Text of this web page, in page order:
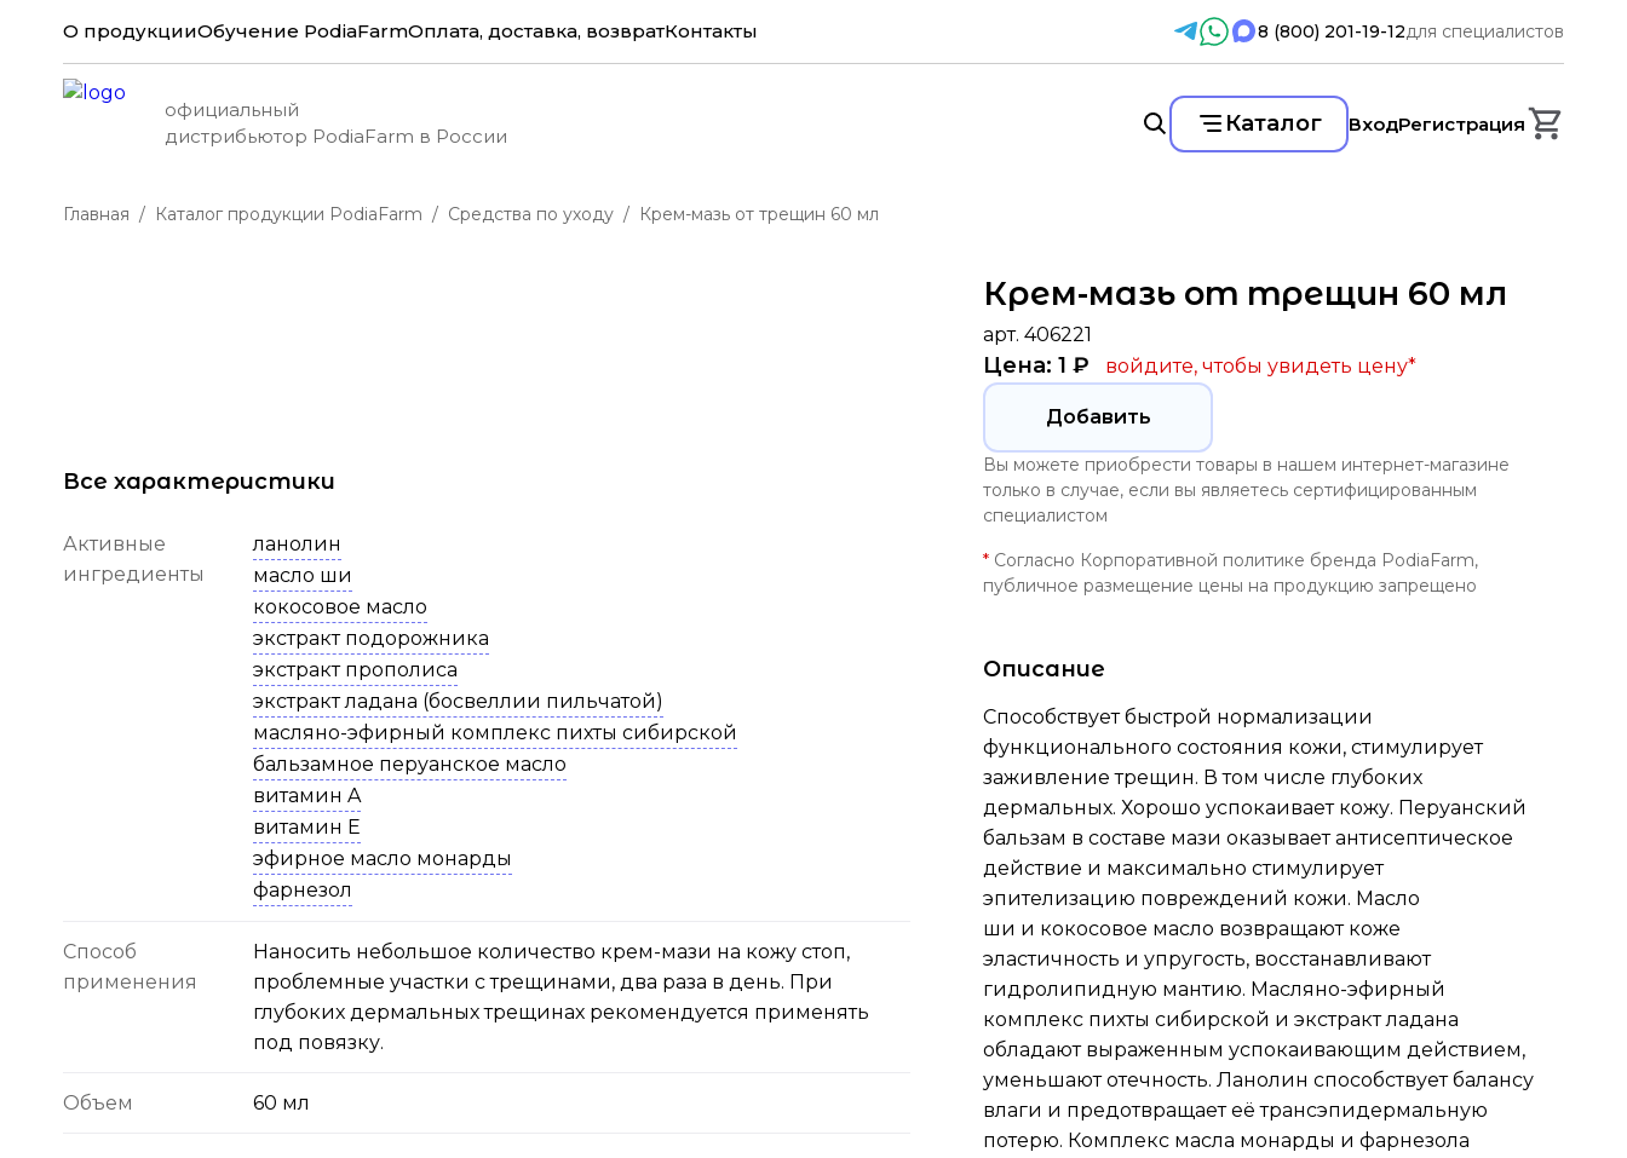
О продукцииОбучение PodiaFarmОплата, доставка, возвратКонтакты 8 (800) 201-19-12для специалистов
официальный
дистрибьютор PodiaFarm в России
Каталог ВходРегистрация
Главная Каталог продукции PodiaFarm Средства по уходу Крем-мазь от трещин 60 мл
Крем-мазь от трещин 60 мл
арт. 406221
Цена: 1 ₽ войдите, чтобы увидеть цену*
Добавить
Вы можете приобрести товары в нашем интернет-магазине
только в случае, если вы являетесь сертифицированным
специалистом
* Согласно Корпоративной политике бренда PodiaFarm,
публичное размещение цены на продукцию запрещено
Описание
Способствует быстрой нормализации
функционального состояния кожи, стимулирует
заживление трещин. В том числе глубоких
дермальных. Хорошо успокаивает кожу. Перуанский
бальзам в составе мази оказывает антисептическое
действие и максимально стимулирует
эпителизацию повреждений кожи. Масло
ши и кокосовое масло возвращают коже
эластичность и упругость, восстанавливают
гидролипидную мантию. Масляно-эфирный
комплекс пихты сибирской и экстракт ладана
обладают выраженным успокаивающим действием,
уменьшают отечность. Ланолин способствует балансу
влаги и предотвращает её трансэпидермальную
потерю. Комплекс масла монарды и фарнезола
Все характеристики
Активные
ингредиенты
ланолин
масло ши
кокосовое масло
экстракт подорожника
экстракт прополиса
экстракт ладана (босвеллии пильчатой)
масляно-эфирный комплекс пихты сибирской
бальзамное перуанское масло
витамин A
витамин E
эфирное масло монарды
фарнезол
Способ
применения
Наносить небольшое количество крем-мази на кожу стоп,
проблемные участки с трещинами, два раза в день. При
глубоких дермальных трещинах рекомендуется применять
под повязку.
Объем 60 мл